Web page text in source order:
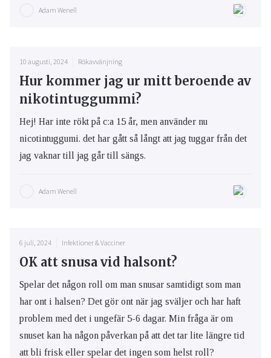
Adam Wenell
10 augusti, 2024 Rökavvänjning
Hur kommer jag ur mitt beroende av
nikotintuggummi?
Hej! Har inte rökt på c:a 15 år, men använder nu
nicotintuggumi. det har gått så långt att jag tuggar från det
jag vaknar till jag går till sängs.
Adam Wenell
6 juli, 2024 Infektioner & Vacciner
OK att snusa vid halsont?
Spelar det någon roll om man snusar samtidigt som man
har ont i halsen? Det gör ont när jag sväljer och har haft
problem med det i ungefär 5-6 dagar. Min fråga är om
snuset kan ha någon påverkan på att det tar lite längre tid
att bli frisk eller spelar det ingen som helst roll?